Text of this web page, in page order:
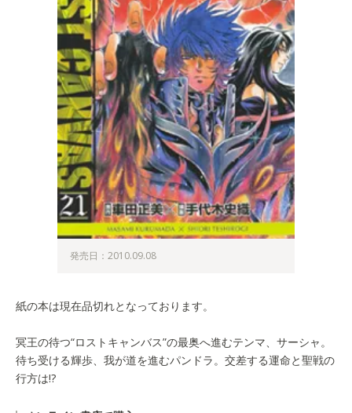
発売日：2010.09.08
紙の本は現在品切れとなっております。
冥王の待つ“ロストキャンバス”の最奥へ進むテンマ、サーシャ。
待ち受ける輝歩、我が道を進むパンドラ。交差する運命と聖戦の
行方は!?